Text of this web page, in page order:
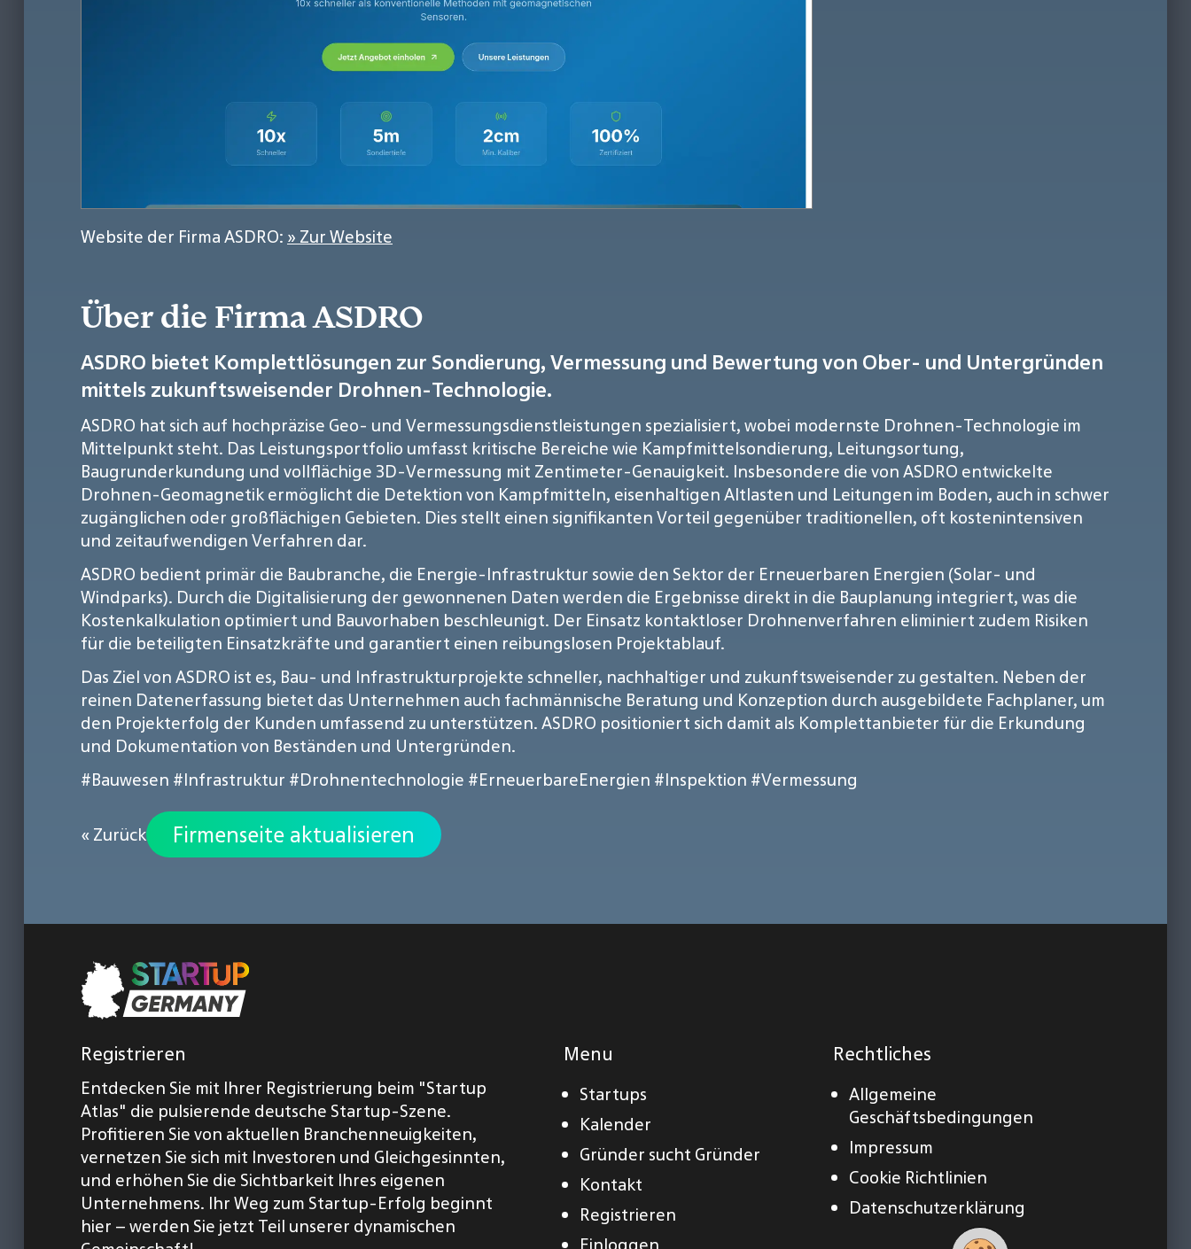
Website der Firma ASDRO: » Zur Website
Über die Firma ASDRO
ASDRO bietet Komplettlösungen zur Sondierung, Vermessung und Bewertung von Ober- und Untergründen
mittels zukunftsweisender Drohnen-Technologie.
ASDRO hat sich auf hochpräzise Geo- und Vermessungsdienstleistungen spezialisiert, wobei modernste Drohnen-Technologie im
Mittelpunkt steht. Das Leistungsportfolio umfasst kritische Bereiche wie Kampfmittelsondierung, Leitungsortung,
Baugrunderkundung und vollflächige 3D-Vermessung mit Zentimeter-Genauigkeit. Insbesondere die von ASDRO entwickelte
Drohnen-Geomagnetik ermöglicht die Detektion von Kampfmitteln, eisenhaltigen Altlasten und Leitungen im Boden, auch in schwer
zugänglichen oder großflächigen Gebieten. Dies stellt einen signifikanten Vorteil gegenüber traditionellen, oft kostenintensiven
und zeitaufwendigen Verfahren dar.
ASDRO bedient primär die Baubranche, die Energie-Infrastruktur sowie den Sektor der Erneuerbaren Energien (Solar- und
Windparks). Durch die Digitalisierung der gewonnenen Daten werden die Ergebnisse direkt in die Bauplanung integriert, was die
Kostenkalkulation optimiert und Bauvorhaben beschleunigt. Der Einsatz kontaktloser Drohnenverfahren eliminiert zudem Risiken
für die beteiligten Einsatzkräfte und garantiert einen reibungslosen Projektablauf.
Das Ziel von ASDRO ist es, Bau- und Infrastrukturprojekte schneller, nachhaltiger und zukunftsweisender zu gestalten. Neben der
reinen Datenerfassung bietet das Unternehmen auch fachmännische Beratung und Konzeption durch ausgebildete Fachplaner, um
den Projekterfolg der Kunden umfassend zu unterstützen. ASDRO positioniert sich damit als Komplettanbieter für die Erkundung
und Dokumentation von Beständen und Untergründen.
#Bauwesen #Infrastruktur #Drohnentechnologie #ErneuerbareEnergien #Inspektion #Vermessung
« Zurück Firmenseite aktualisieren
Registrieren
Entdecken Sie mit Ihrer Registrierung beim "Startup
Atlas" die pulsierende deutsche Startup-Szene.
Profitieren Sie von aktuellen Branchenneuigkeiten,
vernetzen Sie sich mit Investoren und Gleichgesinnten,
und erhöhen Sie die Sichtbarkeit Ihres eigenen
Unternehmens. Ihr Weg zum Startup-Erfolg beginnt
hier – werden Sie jetzt Teil unserer dynamischen
Menu
Startups
Kalender
Gründer sucht Gründer
Kontakt
Registrieren
Rechtliches
Allgemeine
Geschäftsbedingungen
Impressum
Cookie Richtlinien
Datenschutzerklärung